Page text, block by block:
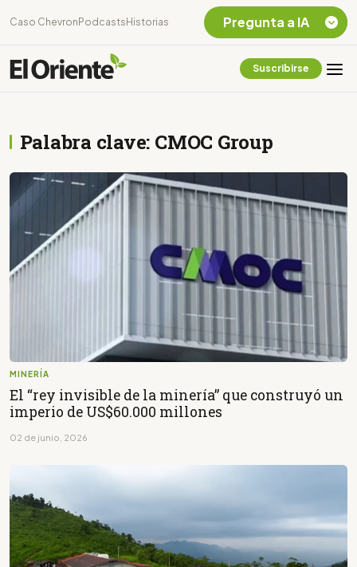
Caso Chevron Podcasts Historias
Suscribirse
Palabra clave: CMOC Group
MINERÍA
El “rey invisible de la minería” que construyó un
imperio de US$60.000 millones
02 de junio, 2026
Pregunta a IA
Listar destinos
turísticos de la
Amazonia Ecuatoriana
¿En que consiste la
tasa minera que rige en
Ecuador?